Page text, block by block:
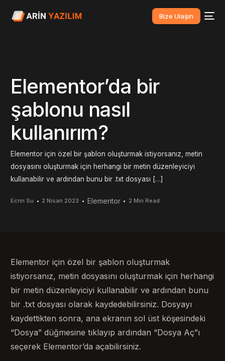
Bize Ulaşın
Elementor’da bir
şablonu nasıl
kullanırım?
Elementor için özel bir şablon oluşturmak istiyorsanız, metin
dosyasını oluşturmak için herhangi bir metin düzenleyiciyi
kullanabilir ve ardından bunu bir .txt dosyası […]
Ecrin Su 2 Nisan 2023 Elementor 2 Min Read
Elementor için özel bir şablon oluşturmak
istiyorsanız, metin dosyasını oluşturmak için herhangi
bir metin düzenleyiciyi kullanabilir ve ardından bunu
bir .txt dosyası olarak kaydedebilirsiniz. Dosyayı
kaydettikten sonra, ana ekranın sol üst köşesindeki
“Dosya” düğmesine tıklayıp ardından “Dosya Aç”ı
seçerek Elementor’da açabilirsiniz.